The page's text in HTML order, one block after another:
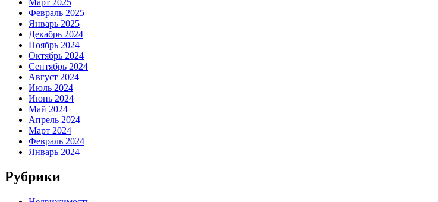
Февраль 2025
Январь 2025
Декабрь 2024
Ноябрь 2024
Октябрь 2024
Сентябрь 2024
Август 2024
Июль 2024
Июнь 2024
Май 2024
Апрель 2024
Март 2024
Февраль 2024
Январь 2024
Рубрики